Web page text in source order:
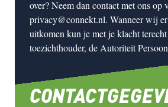
over? Neem dan contact met ons op
privacy@connekt.nl. Wanneer wij
uitkomen kun je met je klacht
toezichthouder, de Autoriteit